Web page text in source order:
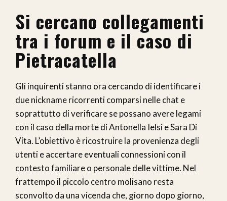
Si cercano collegamenti
tra i forum e il caso di
Pietracatella
Gli inquirenti stanno ora cercando di identificare i
due nickname ricorrenti comparsi nelle chat e
soprattutto di verificare se possano avere legami
con il caso della morte di Antonella Ielsi e Sara Di
Vita. L’obiettivo è ricostruire la provenienza degli
utenti e accertare eventuali connessioni con il
contesto familiare o personale delle vittime. Nel
frattempo il piccolo centro molisano resta
sconvolto da una vicenda che, giorno dopo giorno,